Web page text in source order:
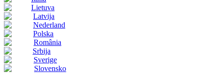
Lietuva
Latvija
Nederland
Polska
România
Srbija
Sverige
Slovensko